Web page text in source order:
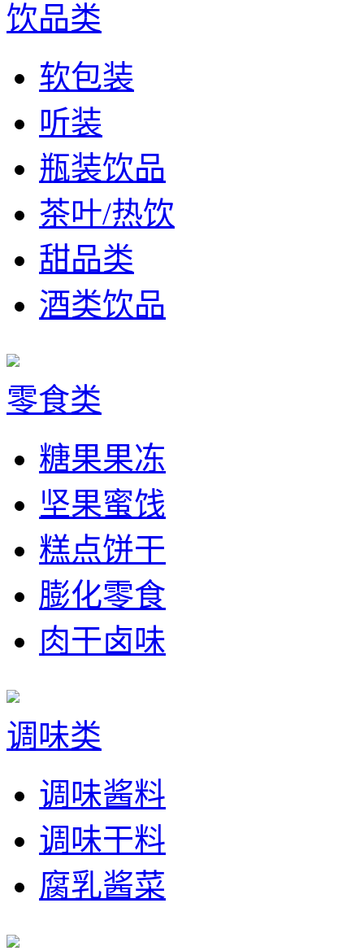
饮品类
软包装
听装
瓶装饮品
茶叶/热饮
甜品类
酒类饮品
零食类
糖果果冻
坚果蜜饯
糕点饼干
膨化零食
肉干卤味
调味类
调味酱料
调味干料
腐乳酱菜